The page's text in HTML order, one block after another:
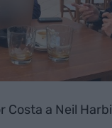
Costa a Neil